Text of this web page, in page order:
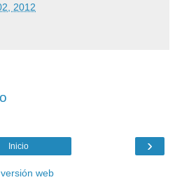
2012
›
Inicio
web